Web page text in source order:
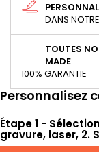
DANS
TOUTES
MADE
100% GARANTIE
Personnalisez
Étape 1 -
gravure, laser, 2.